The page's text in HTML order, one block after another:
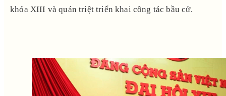
khóa XIII và quán triệt triển khai công tác bầu cử.